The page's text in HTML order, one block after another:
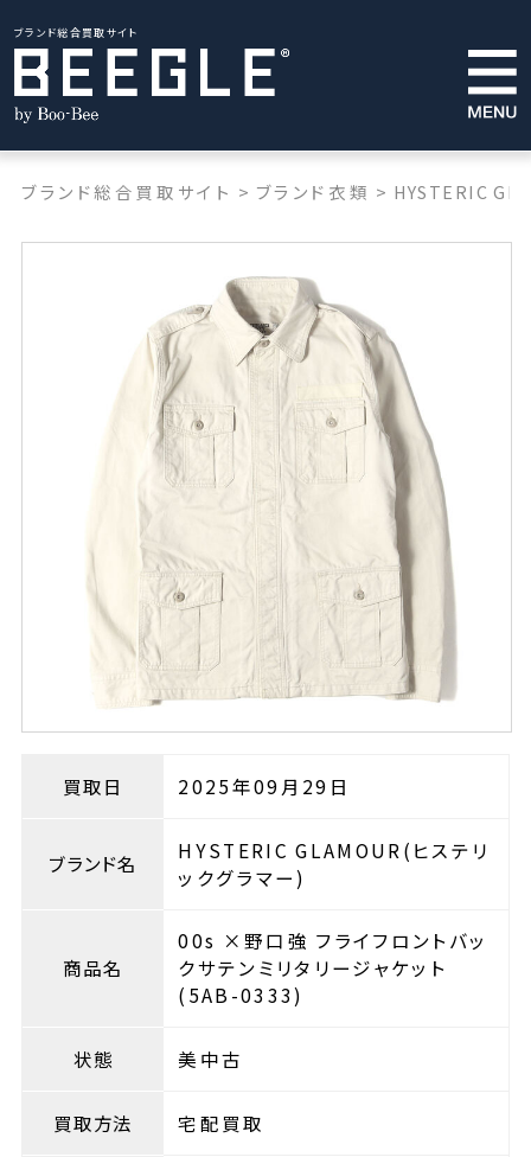
ブランド総合買取サイト
ブランド総合買取サイト > ブランド衣類 > HYSTERIC
買取日 2025年09月29日
ブランド名
HYSTERIC GLAMOUR(ヒステリ
ックグラマー)
商品名
00s ×野口強 フライフロントバッ
クサテンミリタリージャケット
(5AB-0333)
状態 美中古
買取方法 宅配買取